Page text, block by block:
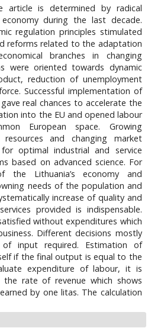
article is determined by radical
during the last decade.
regulation principles stimulated
reforms related to the adaptation
branches in changing
were oriented towards dynamic
reduction of unemployment
Successful implementation of
real chances to accelerate the
into the EU and opened labour
European space. Growing
and changing market
optimal industrial and service
based on advanced science. For
the Lithuania’s economy and
needs of the population and
increase of quality and
provided is indispensable.
without expenditures which
Different decisions mostly
input required. Estimation of
if the final output is equal to the
expenditure of labour, it is
rate of revenue which shows
by one litas. The calculation